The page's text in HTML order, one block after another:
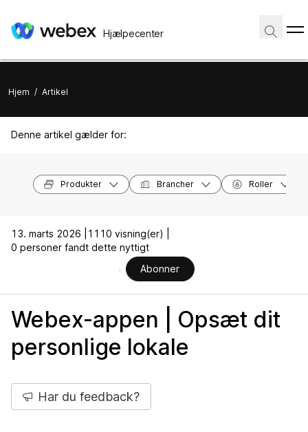
Hjælpecenter
Hjem / Artikel
Denne artikel gælder for:
Produkter Brancher Roller
13. marts 2026 |
1110 visning(er) |
0 personer fandt dette nyttigt
Abonner
Webex-appen | Opsæt dit
personlige lokale
Har du feedback?